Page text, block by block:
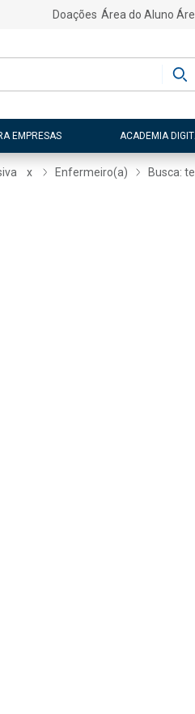
Doações Área do Aluno
EMPRESAS ACADEMIA
x Enfermeiro(a) Busca: